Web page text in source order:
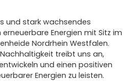
und stark wachsendes
Energien mit Sitz im
Nordrhein Westfalen.
treibt uns an,
und einen positiven
Energien zu leisten.